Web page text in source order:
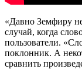
«Давно Земфиру
случай, когда
пользователи.
поклонник. А
сравнить